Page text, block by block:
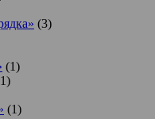
(3)
(1)
(1)